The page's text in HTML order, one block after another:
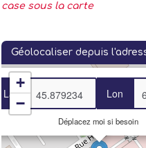
case sous la carte
Géolocaliser depuis
Lat Lon
Déplacez moi si besoin
+
−